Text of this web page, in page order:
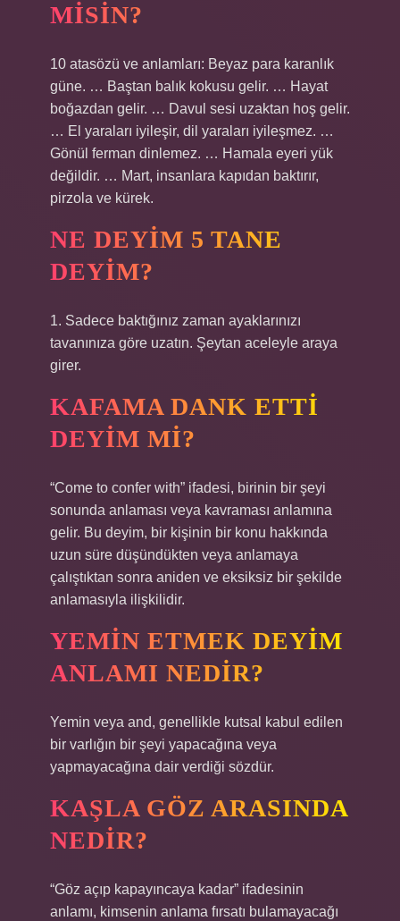
MISIN?
10 atasözü ve anlamları: Beyaz para karanlık
güne. … Baştan balık kokusu gelir. … Hayat
boğazdan gelir. … Davul sesi uzaktan hoş gelir.
… El yaraları iyileşir, dil yaraları iyileşmez. …
Gönül ferman dinlemez. … Hamala eyeri yük
değildir. … Mart, insanlara kapıdan baktırır,
pirzola ve kürek.
NE DEYIM 5 TANE
DEYIM?
1. Sadece baktığınız zaman ayaklarınızı
tavanınıza göre uzatın. Şeytan aceleyle araya
girer.
KAFAMA DANK ETTI
DEYIM MI?
“Come to confer with” ifadesi, birinin bir şeyi
sonunda anlaması veya kavraması anlamına
gelir. Bu deyim, bir kişinin bir konu hakkında
uzun süre düşündükten veya anlamaya
çalıştıktan sonra aniden ve eksiksiz bir şekilde
anlamasıyla ilişkilidir.
YEMIN ETMEK DEYIM
ANLAMI NEDIR?
Yemin veya and, genellikle kutsal kabul edilen
bir varlığın bir şeyi yapacağına veya
yapmayacağına dair verdiği sözdür.
KAŞLA GÖZ ARASINDA
NEDIR?
“Göz açıp kapayıncaya kadar” ifadesinin
anlamı, kimsenin anlama fırsatı bulamayacağı